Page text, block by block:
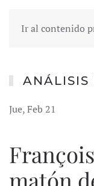
Ir al contenido
ANÁLISIS
Jue, Feb 21
matón